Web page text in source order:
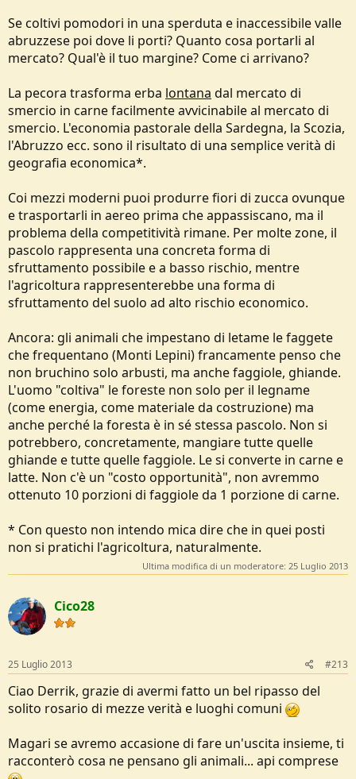
Se coltivi pomodori in una sperduta e inaccessibile valle
abruzzese poi dove li porti? Quanto cosa portarli al
mercato? Qual'è il tuo margine? Come ci arrivano?
La pecora trasforma erba lontana dal mercato di
smercio in carne facilmente avvicinabile al mercato di
smercio. L'economia pastorale della Sardegna, la Scozia,
l'Abruzzo ecc. sono il risultato di una semplice verità di
geografia economica*.
Coi mezzi moderni puoi produrre fiori di zucca ovunque
e trasportarli in aereo prima che appassiscano, ma il
problema della competitività rimane. Per molte zone, il
pascolo rappresenta una concreta forma di
sfruttamento possibile e a basso rischio, mentre
l'agricoltura rappresenterebbe una forma di
sfruttamento del suolo ad alto rischio economico.
Ancora: gli animali che impestano di letame le faggete
che frequentano (Monti Lepini) francamente penso che
non bruchino solo arbusti, ma anche faggiole, ghiande.
L'uomo "coltiva" le foreste non solo per il legname
(come energia, come materiale da costruzione) ma
anche perché la foresta è in sé stessa pascolo. Non si
potrebbero, concretamente, mangiare tutte quelle
ghiande e tutte quelle faggiole. Le si converte in carne e
latte. Non c'è un "costo opportunità", non avremmo
ottenuto 10 porzioni di faggiole da 1 porzione di carne.
* Con questo non intendo mica dire che in quei posti
non si pratichi l'agricoltura, naturalmente.
Ultima modifica di un moderatore: 25 Luglio 2013
Cico28
25 Luglio 2013 #213
Ciao Derrik, grazie di avermi fatto un bel ripasso del
solito rosario di mezze verità e luoghi comuni
Magari se avremo accasione di fare un'uscita insieme, ti
racconterò cosa ne pensano gli animali... api comprese